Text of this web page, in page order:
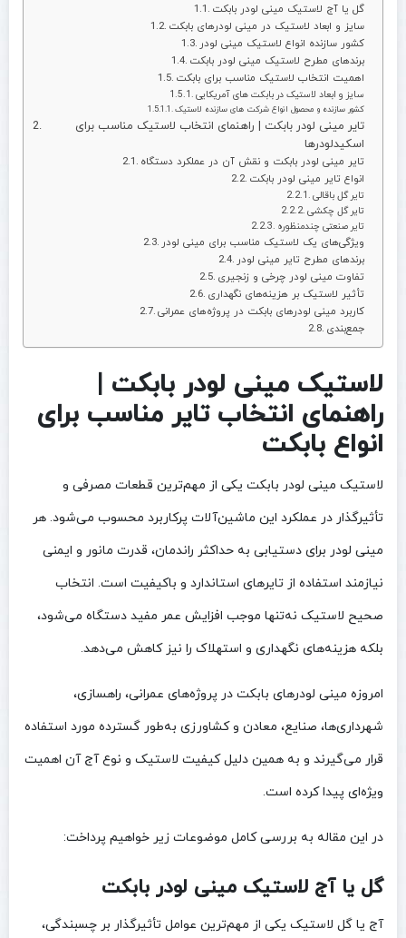
گل یا آج لاستیک مینی لودر بابکت
سایز و ابعاد لاستیک در مینی لودرهای بابکت
کشور سازنده انواع لاستیک مینی لودر
برندهای مطرح لاستیک مینی لودر بابکت
اهمیت انتخاب لاستیک مناسب برای بابکت
سایز و ابعاد لاستیک در بابکت های آمریکایی
کشور سازنده و محصول انواع شرکت های سازنده لاستیک
تایر مینی لودر بابکت | راهنمای انتخاب لاستیک مناسب برای
اسکیدلودرها
تایر مینی لودر بابکت و نقش آن در عملکرد دستگاه
انواع تایر مینی لودر بابکت
تایر گل باقالی
تایر گل چکشی
تایر صنعتی چندمنظوره
ویژگی‌های یک لاستیک مناسب برای مینی لودر
برندهای مطرح تایر مینی لودر
تفاوت مینی لودر چرخی و زنجیری
تأثیر لاستیک بر هزینه‌های نگهداری
کاربرد مینی لودرهای بابکت در پروژه‌های عمرانی
جمع‌بندی
لاستیک مینی لودر بابکت |
راهنمای انتخاب تایر مناسب برای
انواع بابکت
لاستیک مینی لودر بابکت یکی از مهم‌ترین قطعات مصرفی و
تأثیرگذار در عملکرد این ماشین‌آلات پرکاربرد محسوب می‌شود. هر
مینی لودر برای دستیابی به حداکثر راندمان، قدرت مانور و ایمنی
نیازمند استفاده از تایرهای استاندارد و باکیفیت است. انتخاب
صحیح لاستیک نه‌تنها موجب افزایش عمر مفید دستگاه می‌شود،
بلکه هزینه‌های نگهداری و استهلاک را نیز کاهش می‌دهد.
امروزه مینی لودرهای بابکت در پروژه‌های عمرانی، راهسازی،
شهرداری‌ها، صنایع، معادن و کشاورزی به‌طور گسترده مورد استفاده
قرار می‌گیرند و به همین دلیل کیفیت لاستیک و نوع آج آن اهمیت
ویژه‌ای پیدا کرده است.
در این مقاله به بررسی کامل موضوعات زیر خواهیم پرداخت:
گل یا آج لاستیک مینی لودر بابکت
آج یا گل لاستیک یکی از مهم‌ترین عوامل تأثیرگذار بر چسبندگی،